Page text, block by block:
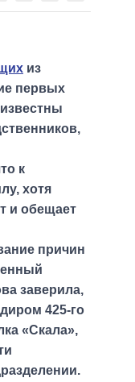
из
первых
к
хотя
и обещает
причин
заверила,
425-го
«Скала»,